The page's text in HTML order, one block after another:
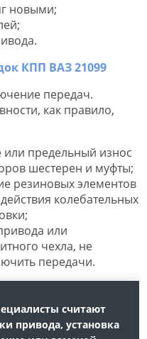
новыми;
передач.
как правило,
предельный износ
шестерен и муфты;
резиновых элементов
колебательных
или
чехла, не
передачи.
считают
привода, установка